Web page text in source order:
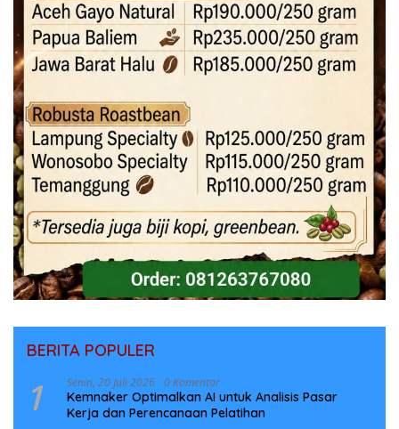
BERITA POPULER
1 Senin, 20 Juli 2026 0 Komentar
Kemnaker Optimalkan AI untuk Analisis Pasar
Kerja dan Perencanaan Pelatihan